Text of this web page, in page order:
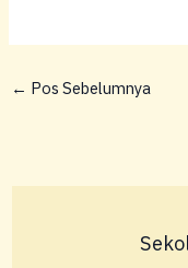
← Pos Sebelumnya